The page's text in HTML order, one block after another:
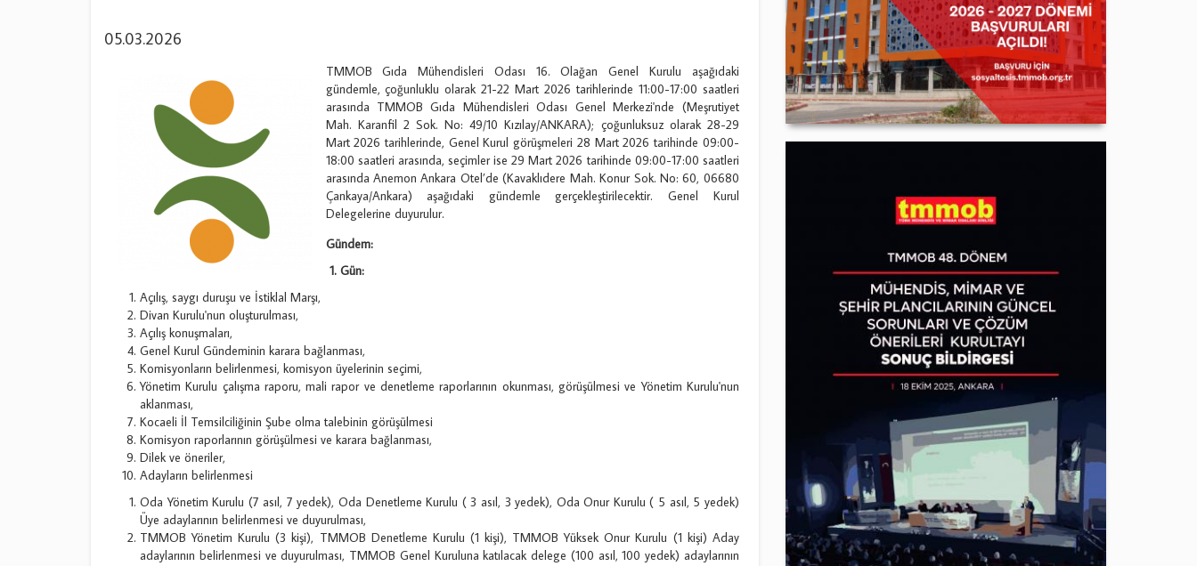
05.03.2026
TMMOB Gıda Mühendisleri Odası 16. Olağan Genel Kurulu aşağıdaki
gündemle, çoğunluklu olarak 21-22 Mart 2026 tarihlerinde 11:00-17:00 saatleri
arasında TMMOB Gıda Mühendisleri Odası Genel Merkezi'nde (Meşrutiyet
Mah. Karanfil 2 Sok. No: 49/10 Kızılay/ANKARA); çoğunluksuz olarak 28-29
Mart 2026 tarihlerinde, Genel Kurul görüşmeleri 28 Mart 2026 tarihinde 09:00-
18:00 saatleri arasında, seçimler ise 29 Mart 2026 tarihinde 09:00-17:00 saatleri
arasında Anemon Ankara Otel’de (Kavaklıdere Mah. Konur Sok. No: 60, 06680
Çankaya/Ankara) aşağıdaki gündemle gerçekleştirilecektir. Genel Kurul
Delegelerine duyurulur.
Gündem:
1. Gün:
Açılış, saygı duruşu ve İstiklal Marşı,
Divan Kurulu'nun oluşturulması,
Açılış konuşmaları,
Genel Kurul Gündeminin karara bağlanması,
Komisyonların belirlenmesi, komisyon üyelerinin seçimi,
Yönetim Kurulu çalışma raporu, mali rapor ve denetleme raporlarının okunması, görüşülmesi ve Yönetim Kurulu'nun
aklanması,
Kocaeli İl Temsilciliğinin Şube olma talebinin görüşülmesi
Komisyon raporlarının görüşülmesi ve karara bağlanması,
Dilek ve öneriler,
Adayların belirlenmesi
Oda Yönetim Kurulu (7 asıl, 7 yedek), Oda Denetleme Kurulu ( 3 asıl, 3 yedek), Oda Onur Kurulu ( 5 asıl, 5 yedek)
Üye adaylarının belirlenmesi ve duyurulması,
TMMOB Yönetim Kurulu (3 kişi), TMMOB Denetleme Kurulu (1 kişi), TMMOB Yüksek Onur Kurulu (1 kişi) Aday
adaylarının belirlenmesi ve duyurulması, TMMOB Genel Kuruluna katılacak delege (100 asıl, 100 yedek) adaylarının